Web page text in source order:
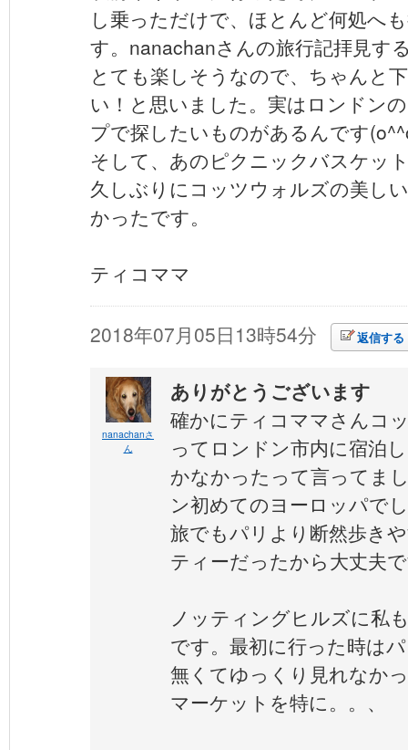
し乗っただけで、ほとんど何処へ
す。nanachanさんの旅行記拝見す
とても楽しそうなので、ちゃんと
い！と思いました。実はロンドン
プで探したいものがあるんです
そして、あのピクニックバスケッ
久しぶりにコッツウォルズの美し
かったです。
ティコママ
2018年07月05日13時54分 返信する
nanachanさ
ん
ありがとうございます
確かにティコママさんコ
ってロンドン市内に宿泊
かなかったって言ってま
ン初めてのヨーロッパで
旅でもパリより断然歩き
ティーだったから大丈夫
ノッティングヒルズに私
です。最初に行った時は
無くてゆっくり見れなか
マーケットを特に。。、